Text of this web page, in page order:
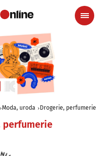
Moda, uroda Drogerie, perfumerie
perfumerie